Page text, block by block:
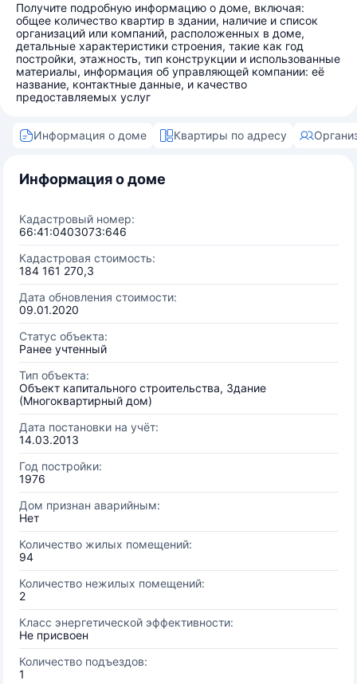
Получите подробную информацию о доме, включая:
общее количество квартир в здании, наличие и список
организаций или компаний, расположенных в доме,
детальные характеристики строения, такие как год
постройки, этажность, тип конструкции и использованные
материалы, информация об управляющей компании: её
название, контактные данные, и качество
предоставляемых услуг
Информация о доме Квартиры по адресу
Информация о доме
Кадастровый номер:
66:41:0403073:646
Кадастровая стоимость:
184 161 270,3
Дата обновления стоимости:
09.01.2020
Статус объекта:
Ранее учтенный
Тип объекта:
Объект капитального строительства, Здание
(Многоквартирный дом)
Дата постановки на учёт:
14.03.2013
Год постройки:
1976
Дом признан аварийным:
Нет
Количество жилых помещений:
94
Количество нежилых помещений:
2
Класс энергетической эффективности:
Не присвоен
Количество подъездов:
1